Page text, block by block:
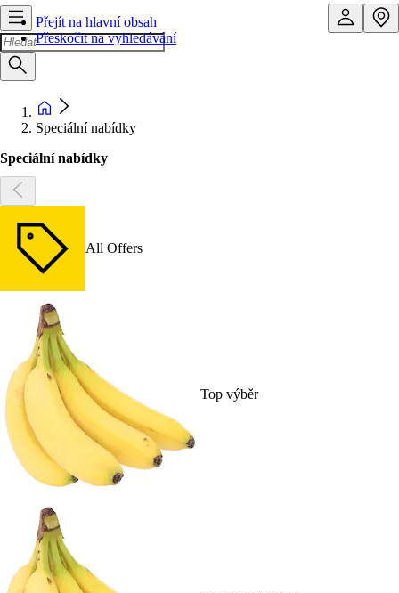
Přejít na hlavní obsah
Přeskočit na vyhledávání
Speciální nabídky
Speciální nabídky
All Offers
Top výběr